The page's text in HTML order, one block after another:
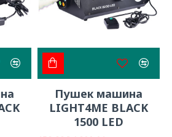
Пушек машина
LIGHT4ME BLACK
1500 LED